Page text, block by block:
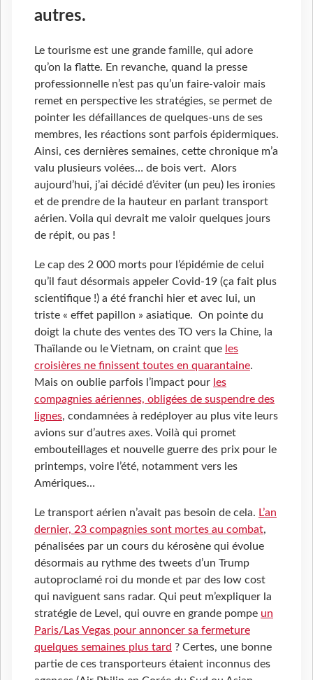
autres.
Le tourisme est une grande famille, qui adore
qu’on la flatte. En revanche, quand la presse
professionnelle n’est pas qu’un faire-valoir mais
remet en perspective les stratégies, se permet de
pointer les défaillances de quelques-uns de ses
membres, les réactions sont parfois épidermiques.
Ainsi, ces dernières semaines, cette chronique m’a
valu plusieurs volées… de bois vert. Alors
aujourd’hui, j’ai décidé d’éviter (un peu) les ironies
et de prendre de la hauteur en parlant transport
aérien. Voila qui devrait me valoir quelques jours
de répit, ou pas !
Le cap des 2 000 morts pour l’épidémie de celui
qu’il faut désormais appeler Covid-19 (ça fait plus
scientifique !) a été franchi hier et avec lui, un
triste « effet papillon » asiatique. On pointe du
doigt la chute des ventes des TO vers la Chine, la
Thaïlande ou le Vietnam, on craint que les
croisières ne finissent toutes en quarantaine.
Mais on oublie parfois l’impact pour les
compagnies aériennes, obligées de suspendre des
lignes, condamnées à redéployer au plus vite leurs
avions sur d’autres axes. Voilà qui promet
embouteillages et nouvelle guerre des prix pour le
printemps, voire l’été, notamment vers les
Amériques…
Le transport aérien n’avait pas besoin de cela. L’an
dernier, 23 compagnies sont mortes au combat,
pénalisées par un cours du kérosène qui évolue
désormais au rythme des tweets d’un Trump
autoproclamé roi du monde et par des low cost
qui naviguent sans radar. Qui peut m’expliquer la
stratégie de Level, qui ouvre en grande pompe un
Paris/Las Vegas pour annoncer sa fermeture
quelques semaines plus tard ? Certes, une bonne
partie de ces transporteurs étaient inconnus des